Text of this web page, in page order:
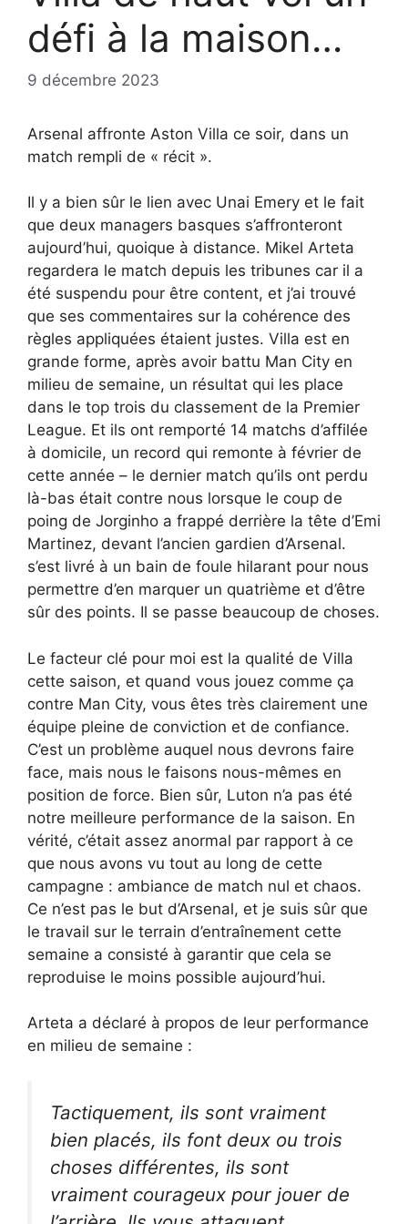
défi à la maison…
9 décembre 2023
Arsenal affronte Aston Villa ce soir, dans un
match rempli de « récit ».
Il y a bien sûr le lien avec Unai Emery et le fait
que deux managers basques s’affronteront
aujourd’hui, quoique à distance. Mikel Arteta
regardera le match depuis les tribunes car il a
été suspendu pour être content, et j’ai trouvé
que ses commentaires sur la cohérence des
règles appliquées étaient justes. Villa est en
grande forme, après avoir battu Man City en
milieu de semaine, un résultat qui les place
dans le top trois du classement de la Premier
League. Et ils ont remporté 14 matchs d’affilée
à domicile, un record qui remonte à février de
cette année – le dernier match qu’ils ont perdu
là-bas était contre nous lorsque le coup de
poing de Jorginho a frappé derrière la tête d’Emi
Martinez, devant l’ancien gardien d’Arsenal.
s’est livré à un bain de foule hilarant pour nous
permettre d’en marquer un quatrième et d’être
sûr des points. Il se passe beaucoup de choses.
Le facteur clé pour moi est la qualité de Villa
cette saison, et quand vous jouez comme ça
contre Man City, vous êtes très clairement une
équipe pleine de conviction et de confiance.
C’est un problème auquel nous devrons faire
face, mais nous le faisons nous-mêmes en
position de force. Bien sûr, Luton n’a pas été
notre meilleure performance de la saison. En
vérité, c’était assez anormal par rapport à ce
que nous avons vu tout au long de cette
campagne : ambiance de match nul et chaos.
Ce n’est pas le but d’Arsenal, et je suis sûr que
le travail sur le terrain d’entraînement cette
semaine a consisté à garantir que cela se
reproduise le moins possible aujourd’hui.
Arteta a déclaré à propos de leur performance
en milieu de semaine :
Tactiquement, ils sont vraiment
bien placés, ils font deux ou trois
choses différentes, ils sont
vraiment courageux pour jouer de